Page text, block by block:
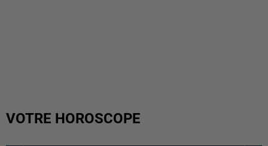
VOTRE HOROSCOPE